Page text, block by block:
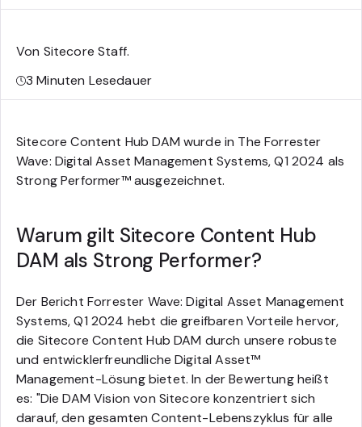
Von Sitecore Staff.
3Minuten Lesedauer
Sitecore Content Hub DAM wurde in The Forrester
Wave: Digital Asset Management Systems, Q1 2024 als
Strong Performer™ ausgezeichnet.
Warum gilt Sitecore Content Hub
DAM als Strong Performer?
Der Bericht Forrester Wave: Digital Asset Management
Systems, Q1 2024 hebt die greifbaren Vorteile hervor,
die Sitecore Content Hub DAM durch unsere robuste
und entwicklerfreundliche Digital Asset™
Management-Lösung bietet. In der Bewertung heißt
es: "Die DAM Vision von Sitecore konzentriert sich
darauf, den gesamten Content-Lebenszyklus für alle